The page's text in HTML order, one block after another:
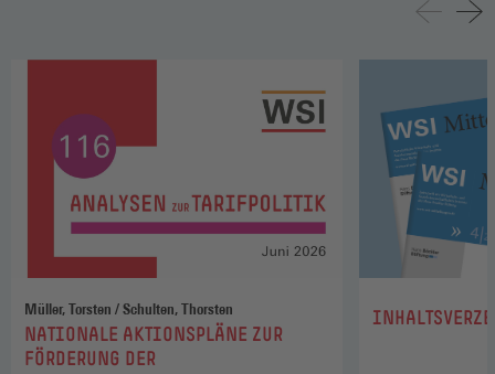
Müller, Torsten / Schulten, Thorsten
:NATIONALE AKTIONSPLÄNE ZUR
FÖRDERUNG DER
: